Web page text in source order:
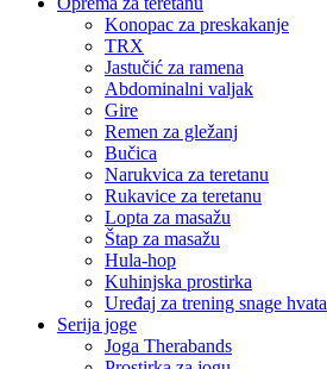
Konopac za preskakanje
TRX
Jastučić za ramena
Abdominalni valjak
Gire
Remen za gležanj
Bučica
Narukvica za teretanu
Rukavice za teretanu
Lopta za masažu
Štap za masažu
Hula-hop
Kuhinjska prostirka
Uređaj za trening snage hvata
Serija joge
Joga Therabands